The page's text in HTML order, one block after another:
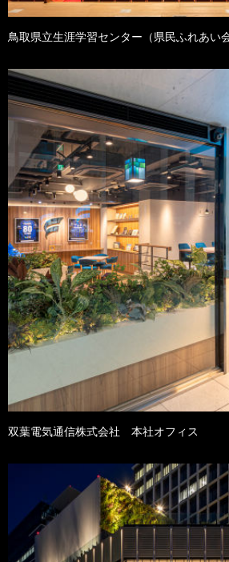
鳥取県立生涯学習センター（県民ふれあい会
双葉電気通信株式会社 本社オフィス